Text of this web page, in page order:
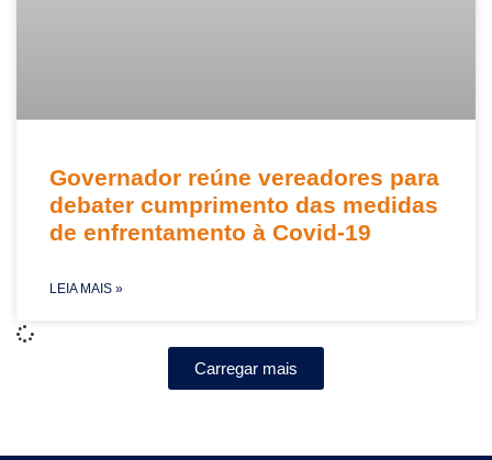
Governador reúne vereadores para
debater cumprimento das medidas
de enfrentamento à Covid-19
LEIA MAIS »
Carregar mais